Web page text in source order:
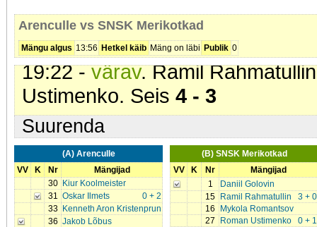
Arenculle vs SNSK Merikotkad
Mängu algus 13:56 Hetkel käib Mäng on läbi Publik 0
3 - 2
18:17 -värav. Ruuben Rannula (
19:22 -värav. Ramil
Ustimenko. Seis 4 - 3
Suurenda
(A) Arenculle
VV
K Nr
Mängijad
30
Kiur Koolmeister
31
0 + 2
Oskar Ilmets
33
Kenneth Aron Kristenprun
36 Jakob Lõbus
(B) SNSK Merikotkad
VV
K Nr
Mängijad
1
Daniil Golovin
15
3 + 0
Ramil Rahmatullin
16
Mykola Romantsov
27
0 + 1
Roman Ustimenko